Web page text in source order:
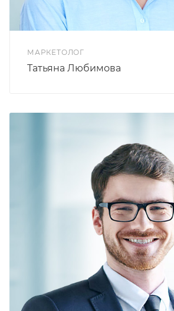
МАРКЕТОЛОГ
Татьяна Любимова